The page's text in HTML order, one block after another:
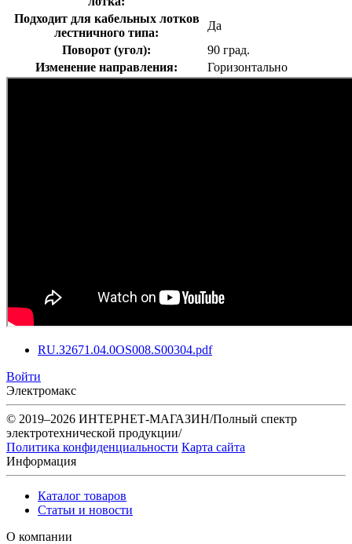
Подходит для кабельных лотков
лестничного типа:
Да
Поворот (угол):
90 град.
Изменение направления:
Горизонтально
RU.З2671.04.0OS008.S00304.pdf
Войти
Электромакс
© 2019–2026 ИНТЕРНЕТ-МАГАЗИН/Полный спектр
электротехнической продукции/
Политика конфиденциальности Карта сайта
Информация
Каталог товаров
Статьи и новости
О компании